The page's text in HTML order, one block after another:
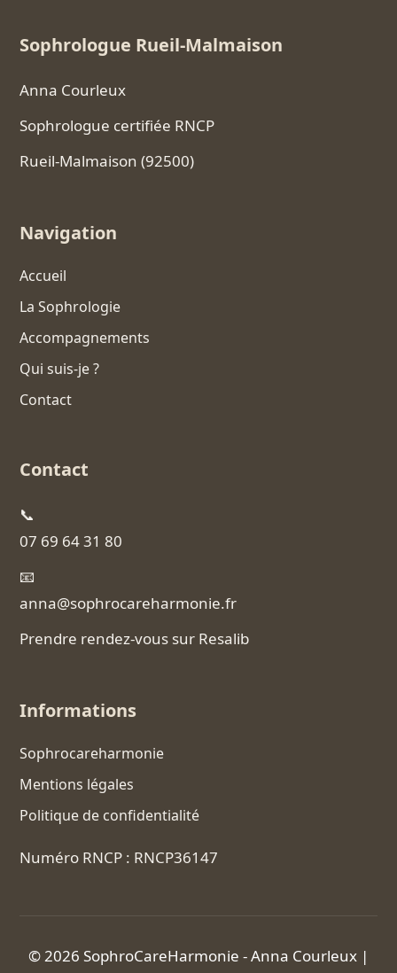
Sophrologue Rueil-Malmaison
Anna Courleux
Sophrologue certifiée RNCP
Rueil-Malmaison (92500)
Navigation
Accueil
La Sophrologie
Accompagnements
Qui suis-je ?
Contact
Contact
📞
07 69 64 31 80
📧
anna@sophrocareharmonie.fr
Prendre rendez-vous sur Resalib
Informations
Sophrocareharmonie
Mentions légales
Politique de confidentialité
Numéro RNCP : RNCP36147
© 2026 SophroCareHarmonie - Anna Courleux |